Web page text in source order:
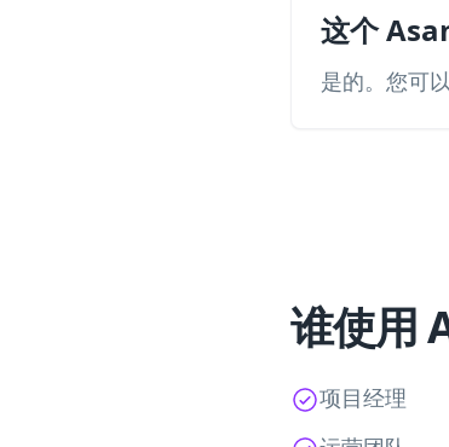
这个
是的。您可
谁使用
项目经理